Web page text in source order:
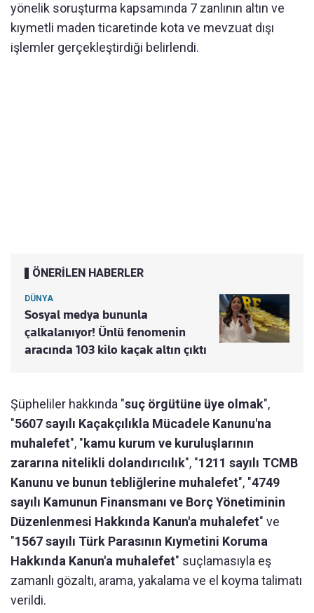
yönelik soruşturma kapsamında 7 zanlının altın ve
kıymetli maden ticaretinde kota ve mevzuat dışı
işlemler gerçekleştirdiği belirlendi.
ÖNERİLEN HABERLER
DÜNYA
Sosyal medya bununla
çalkalanıyor! Ünlü fenomenin
aracında 103 kilo kaçak altın çıktı
Şüpheliler hakkında "suç örgütüne üye olmak",
"5607 sayılı Kaçakçılıkla Mücadele Kanunu'na
muhalefet", "kamu kurum ve kuruluşlarının
zararına nitelikli dolandırıcılık", "1211 sayılı TCMB
Kanunu ve bunun tebliğlerine muhalefet", "4749
sayılı Kamunun Finansmanı ve Borç Yönetiminin
Düzenlenmesi Hakkında Kanun'a muhalefet" ve
"1567 sayılı Türk Parasının Kıymetini Koruma
Hakkında Kanun'a muhalefet" suçlamasıyla eş
zamanlı gözaltı, arama, yakalama ve el koyma talimatı
verildi.